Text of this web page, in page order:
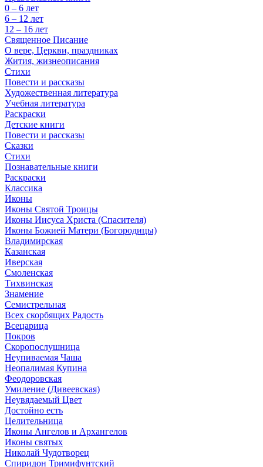
0 – 6 лет
6 – 12 лет
12 – 16 лет
Священное Писание
О вере, Церкви, праздниках
Жития, жизнеописания
Стихи
Повести и рассказы
Художественная литература
Учебная литература
Раскраски
Детские книги
Повести и рассказы
Сказки
Стихи
Познавательные книги
Раскраски
Классика
Иконы
Иконы Святой Троицы
Иконы Иисуса Христа (Спасителя)
Иконы Божией Матери (Богородицы)
Владимирская
Казанская
Иверская
Смоленская
Тихвинская
Знамение
Семистрельная
Всех скорбящих Радость
Всецарица
Покров
Скоропослушница
Неупиваемая Чаша
Неопалимая Купина
Феодоровская
Умиление (Дивеевская)
Неувядаемый Цвет
Достойно есть
Целительница
Иконы Ангелов и Архангелов
Иконы святых
Николай Чудотворец
Спиридон Тримифунтский